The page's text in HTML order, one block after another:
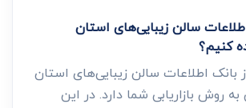
سالن زیبایی‌های استان
کنیم؟
بانک اطلاعات سالن زیبایی‌های استان
روش بازاریابی شما دارد. در این